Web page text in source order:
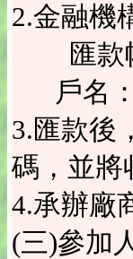
2.金融機
匯款帳
戶名：
3.匯款後
碼，並將
4.承辦廠
(三)參加